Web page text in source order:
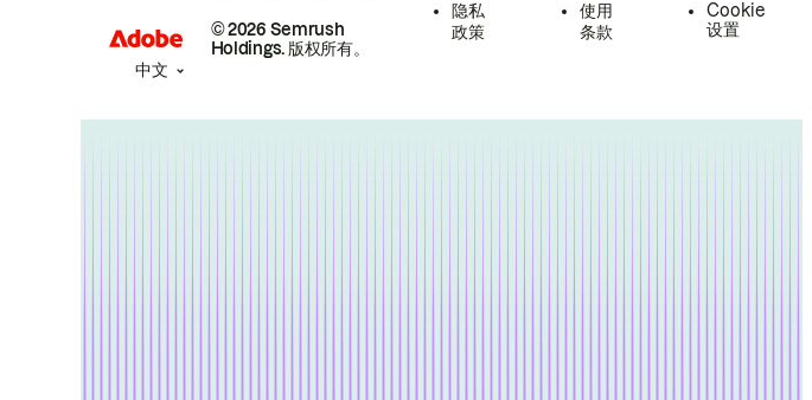
© 2026 Semrush
Holdings. 版权所有。
隐私
政策
使用
条款
Cookie
设置
中文